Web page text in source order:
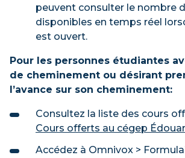
peuvent consulter le nombre
disponibles en temps réel
est ouvert.
Pour les personnes étudiantes
de cheminement ou désirant
l’avance sur son cheminement:
Consultez la liste des cours
Cours offerts au cégep
Accédez à Omnivox >